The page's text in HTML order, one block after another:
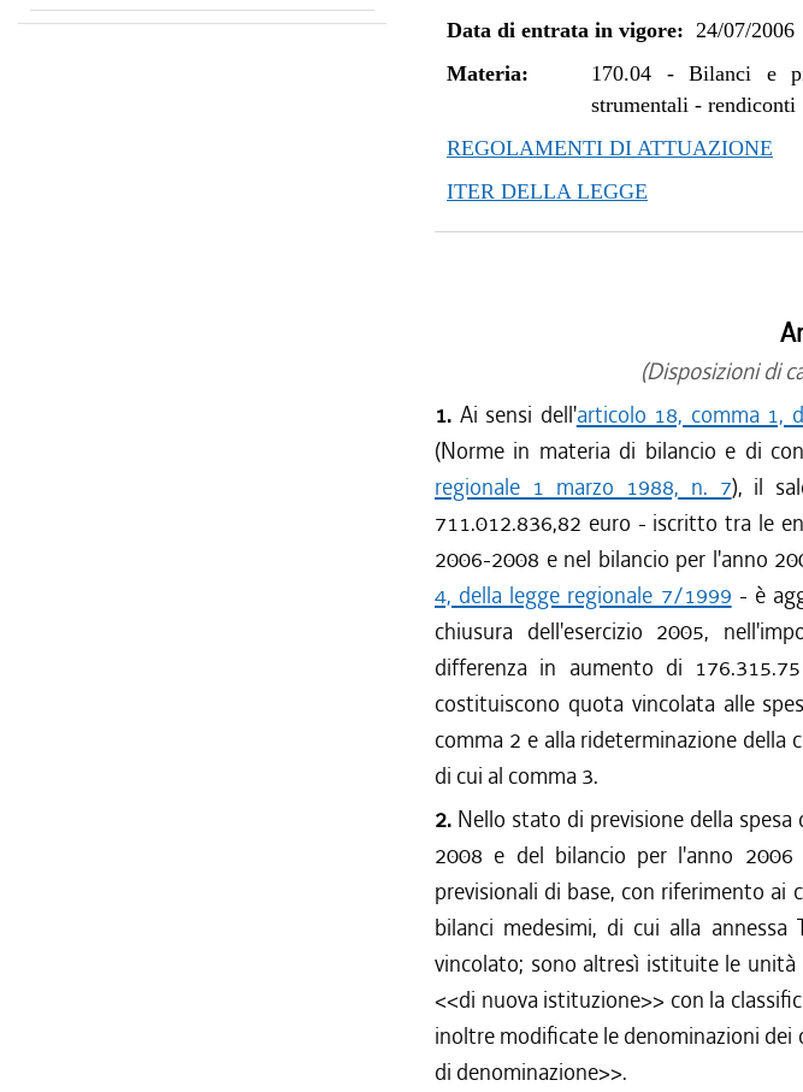
Data di entrata in vigore: 24/07/2006
Materia:
170.04 -Bilanci e
strumentali - rendiconti
REGOLAMENTI DI ATTUAZIONE
ITER DELLA LEGGE
(Disposizioni di
1. Ai sensi dell'articolo 18, comma 1,
(Norme in materia di bilancio e di
regionale 1 marzo 1988, n. 7), il
711.012.836,82 euro - iscritto tra le
2006-2008 e nel bilancio per l'anno
4, della legge regionale 7/1999 - è
chiusura dell'esercizio 2005,
differenza in aumento di
costituiscono quota vincolata alle
comma 2 e alla rideterminazione della
di cui al comma 3.
2. Nello stato di previsione della
2008 e del bilancio per l'anno
previsionali di base, con riferimento
bilanci medesimi, di cui alla annessa
vincolato; sono altresì istituite le
<<di nuova istituzione>> con la
inoltre modificate le denominazioni
di denominazione>>.